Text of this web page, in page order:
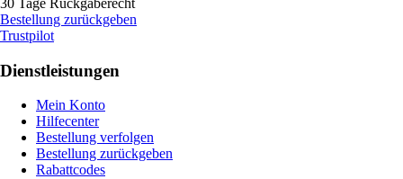
30 Tage Rückgaberecht
Bestellung zurückgeben
Trustpilot
Dienstleistungen
Mein Konto
Hilfecenter
Bestellung verfolgen
Bestellung zurückgeben
Rabattcodes